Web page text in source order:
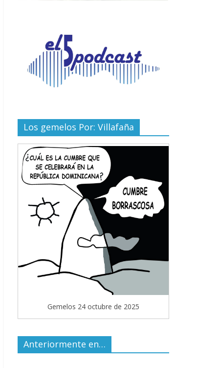
Los gemelos Por: Villafaña
Gemelos 24 octubre de 2025
Anteriormente en…